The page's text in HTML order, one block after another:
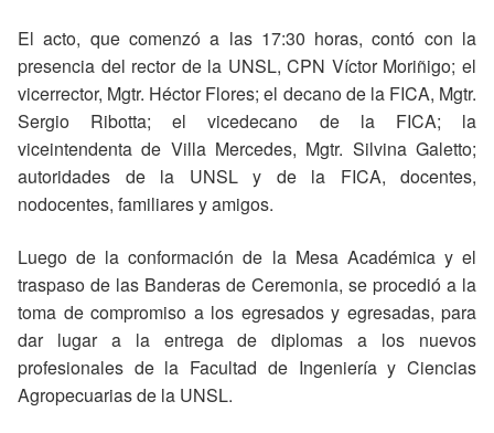
El acto, que comenzó a las 17:30 horas, contó con la
presencia del rector de la UNSL, CPN Víctor Moriñigo; el
vicerrector, Mgtr. Héctor Flores; el decano de la FICA, Mgtr.
Sergio Ribotta; el vicedecano de la FICA; la
viceintendenta de Villa Mercedes, Mgtr. Silvina Galetto;
autoridades de la UNSL y de la FICA, docentes,
nodocentes, familiares y amigos.
Luego de la conformación de la Mesa Académica y el
traspaso de las Banderas de Ceremonia, se procedió a la
toma de compromiso a los egresados y egresadas, para
dar lugar a la entrega de diplomas a los nuevos
profesionales de la Facultad de Ingeniería y Ciencias
Agropecuarias de la UNSL.